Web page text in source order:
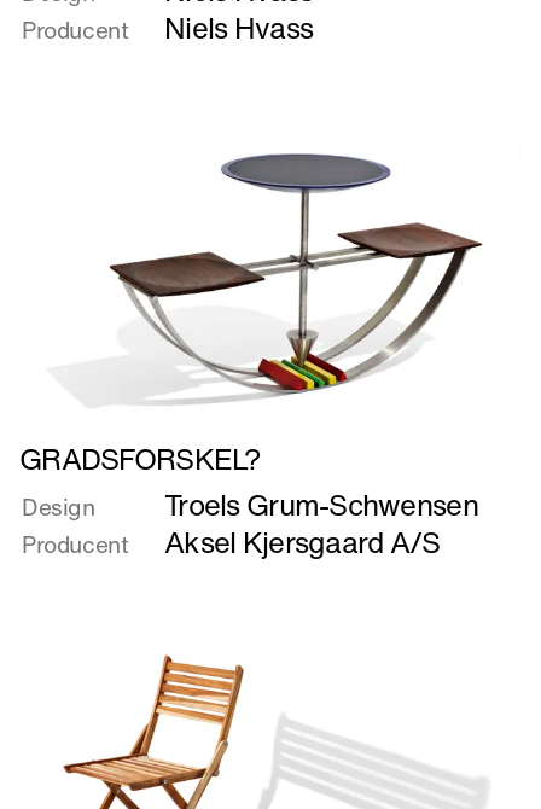
Global
Chair
Producent Niels Hvass
Læs
mere
om
GRADSFORSKEL?
GRADSFORSKEL?
Design Troels Grum-Schwensen
Producent Aksel Kjersgaard A/S